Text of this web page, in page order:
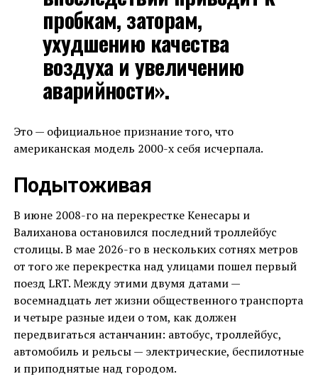
пробкам, заторам,
ухудшению качества
воздуха и увеличению
аварийности».
Это — официальное признание того, что
американская модель 2000-х себя исчерпала.
Подытоживая
В июне 2008-го на перекрестке Кенесары и
Валиханова остановился последний троллейбус
столицы. В мае 2026-го в нескольких сотнях метров
от того же перекрестка над улицами пошел первый
поезд LRT. Между этими двумя датами —
восемнадцать лет жизни общественного транспорта
и четыре разные идеи о том, как должен
передвигаться астанчанин: автобус, троллейбус,
автомобиль и рельсы — электрические, беспилотные
и приподнятые над городом.